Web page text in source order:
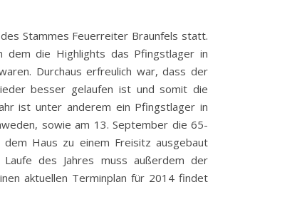
Stammes Feuerreiter Braunfels statt.
dem die Highlights das Pfingstlager in
Durchaus erfreulich war, dass der
besser gelaufen ist und somit die
ist unter anderem ein Pfingstlager in
sowie am 13. September die 65-
Haus zu einem Freisitz ausgebaut
des Jahres muss außerdem der
aktuellen Terminplan für 2014 findet